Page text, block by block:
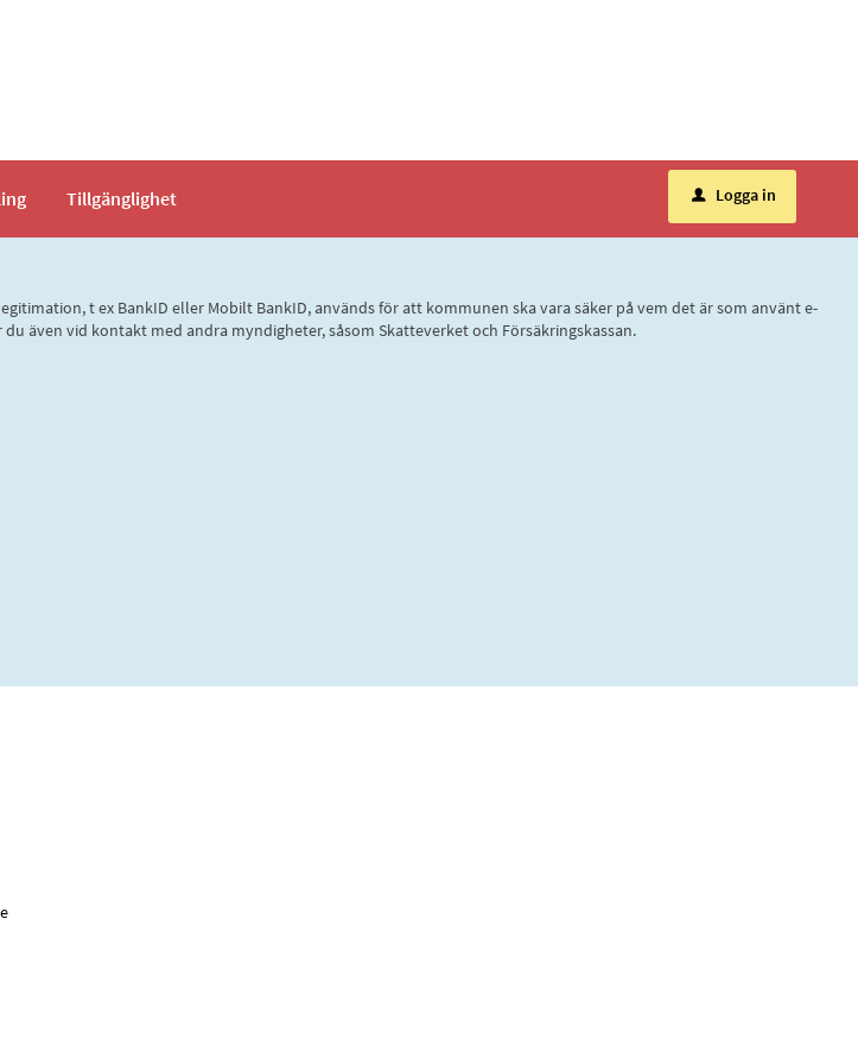
Tillgänglighet u Logga in
t ex BankID eller Mobilt BankID, används för att kommunen ska vara säker på vem det är som använt e-
även vid kontakt med andra myndigheter, såsom Skatteverket och Försäkringskassan.